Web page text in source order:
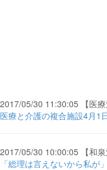
2017/05/30 11:30:05 【医療
医療と介護の複合施設4月1
2017/05/30 10:00:05 【和泉
「総理は言えないから私